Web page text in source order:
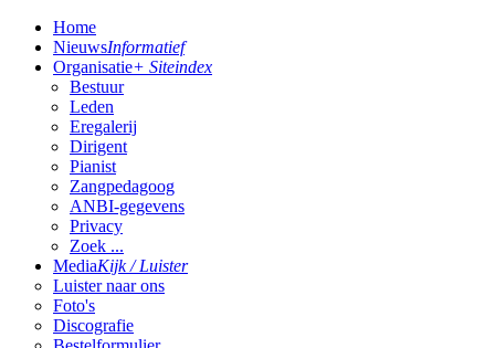
Home
NieuwsInformatief
Organisatie+ Siteindex
Bestuur
Leden
Eregalerij
Dirigent
Pianist
Zangpedagoog
ANBI-gegevens
Privacy
Zoek ...
MediaKijk / Luister
Luister naar ons
Foto's
Discografie